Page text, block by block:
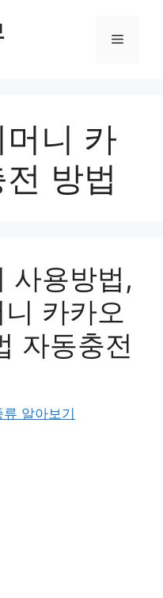
메
니 카
방법
사용방법,
카카오
자동충전
류 알아보기